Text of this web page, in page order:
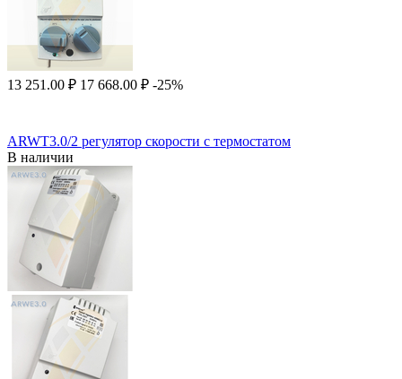
13 251.00 ₽ 17 668.00 ₽ -25%
ARWT3.0/2 регулятор скорости с термостатом
В наличии